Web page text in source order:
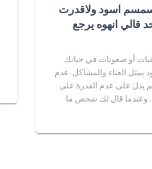
اسود ولاقدرت
قالي انهوه يرجع
أو صعوبات في حياتك
يمثل العناء والمشاكل. عدم
يدل على عدم القدرة على
وعندما قال لك شخص ما